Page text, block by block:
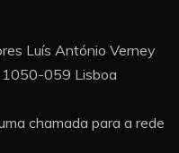
Luís António Verney
1050-059 Lisboa
chamada para a rede